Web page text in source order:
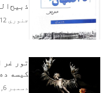
جنوري 12, 2026
تور غر
کیسه
دسمبر 6, 2025